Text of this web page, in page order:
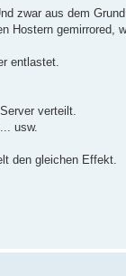
zwar aus dem
Hostern gemirrored,
entlastet.
verteilt.
usw.
den gleichen Effekt.